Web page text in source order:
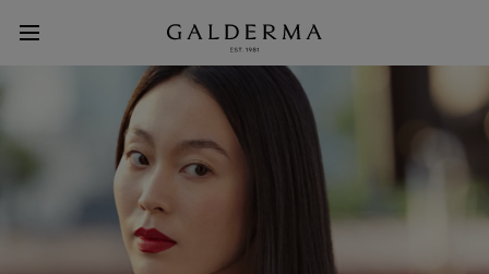
para
conteúdo
principal
Main